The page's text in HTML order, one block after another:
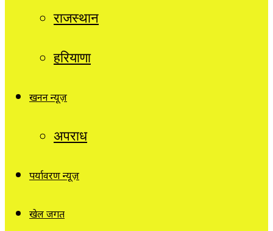
राजस्थान
हरियाणा
खनन न्यूज़
अपराध
पर्यावरण न्यूज़
खेल जगत